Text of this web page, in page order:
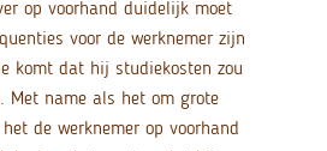
op voorhand duidelijk moet
voor de werknemer zijn
komt dat hij studiekosten zou
Met name als het om grote
de werknemer op voorhand